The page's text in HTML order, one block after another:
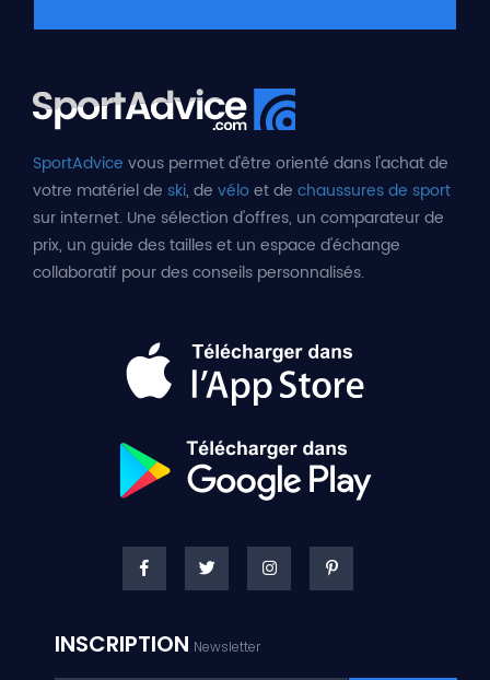
SportAdvice vous permet d'être orienté dans l'achat de
votre matériel de ski, de véloet de chaussures de sport
sur internet. Une sélection d'offres, un comparateur de
prix, un guide des tailles et un espace d'échange
collaboratif pour des conseils personnalisés.
INSCRIPTION Newsletter